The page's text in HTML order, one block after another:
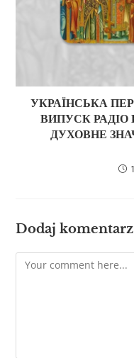
УКРАЇНСЬКА
ВИПУСК РАДІО
ДУХОВНЕ
Dodaj komentarz